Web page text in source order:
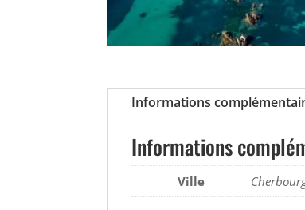
Informations
Informations
Ville